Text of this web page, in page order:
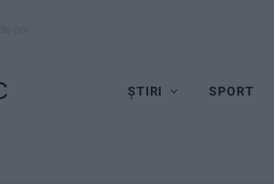
ȘTIRI SPORT